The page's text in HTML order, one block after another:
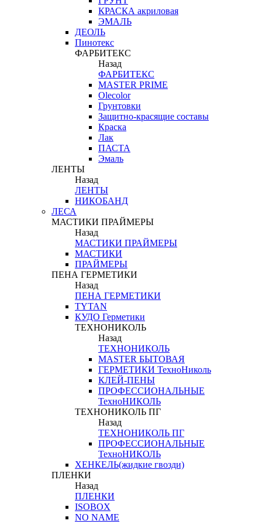
КРАСКА акриловая
ЭМАЛЬ
ДЕОЛЬ
Пинотекс
ФАРБИТЕКС
Назад
ФАРБИТЕКС
MASTER PRIME
Olecolor
Грунтовки
Защитно-красящие составы
Краска
Лак
ПАСТА
Эмаль
ЛЕНТЫ
Назад
ЛЕНТЫ
НИКОБАНД
ЛЕСА
МАСТИКИ ПРАЙМЕРЫ
Назад
МАСТИКИ ПРАЙМЕРЫ
МАСТИКИ
ПРАЙМЕРЫ
ПЕНА ГЕРМЕТИКИ
Назад
ПЕНА ГЕРМЕТИКИ
TYTAN
КУДО Герметики
ТЕХНОНИКОЛЬ
Назад
ТЕХНОНИКОЛЬ
MASTER БЫТОВАЯ
ГЕРМЕТИКИ ТехноНиколь
КЛЕЙ-ПЕНЫ
ПРОФЕССИОНАЛЬНЫЕ
ТехноНИКОЛЬ
ТЕХНОНИКОЛЬ ПГ
Назад
ТЕХНОНИКОЛЬ ПГ
ПРОФЕССИОНАЛЬНЫЕ
ТехноНИКОЛЬ
ХЕНКЕЛЬ(жидкие гвозди)
ПЛЕНКИ
Назад
ПЛЕНКИ
ISOBOX
NO NAME